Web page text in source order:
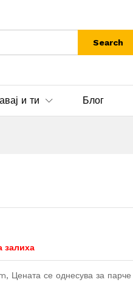
Search
и ти Блог
залиха
Цената се однесува за парче